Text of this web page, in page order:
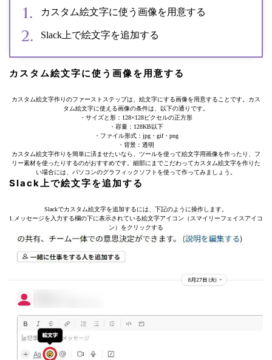
カスタム絵文字に使う画像を用意する
Slack上で絵文字を追加する
カスタム絵文字に使う画像を用意する
カスタム絵文字作りのファーストステップは、絵文字にする画像を用意することです。カス
タム絵文字に使える画像の条件は、以下の通りです。
・サイズと形：128×128ピクセルの正方形
・容量：128KB以下
・ファイル形式：jpg・gif・png
・背景：透明
カスタム絵文字作りを簡単に済ませたいなら、ツールを使って絵文字用画像を作ったり、フ
リー素材を使ったりするのがおすすめです。細部にまでこだわってカスタム絵文字を作りた
い場合には、パソコンのグラフィックソフトを使って作ってみましょう。
Slack上で絵文字を追加する
Slackでカスタム絵文字を追加するには、下記のように操作します。
1.メッセージを入力する欄の下に表示されている絵文字アイコン（スマイリーフェイスアイコ
ン）をクリックする